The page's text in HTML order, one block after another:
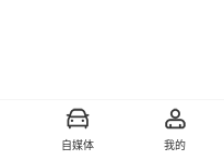
自媒体 我的